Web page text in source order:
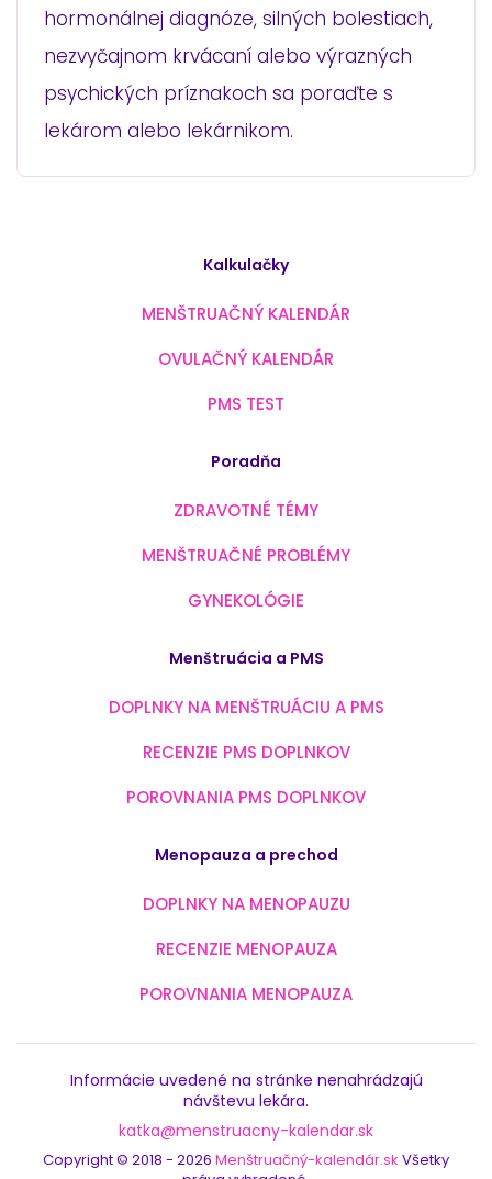
hormonálnej diagnóze, silných bolestiach,
nezvyčajnom krvácaní alebo výrazných
psychických príznakoch sa poraďte s
lekárom alebo lekárnikom.
Kalkulačky
MENŠTRUAČNÝ KALENDÁR
OVULAČNÝ KALENDÁR
PMS TEST
Poradňa
ZDRAVOTNÉ TÉMY
MENŠTRUAČNÉ PROBLÉMY
GYNEKOLÓGIE
Menštruácia a PMS
DOPLNKY NA MENŠTRUÁCIU A PMS
RECENZIE PMS DOPLNKOV
POROVNANIA PMS DOPLNKOV
Menopauza a prechod
DOPLNKY NA MENOPAUZU
RECENZIE MENOPAUZA
POROVNANIA MENOPAUZA
Informácie uvedené na stránke nenahrádzajú
návštevu lekára.
katka@menstruacny-kalendar.sk
Copyright © 2018 - 2026 Menštruačný-kalendár.sk Všetky